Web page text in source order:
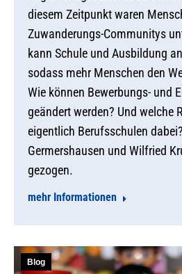
diesem Zeitpunkt waren
Zuwanderungs-Communitys
kann Schule und Ausbildung
sodass mehr Menschen den
Wie können Bewerbungs- und
geändert werden? Und welche
eigentlich Berufsschulen
Germershausen und Wilfried
gezogen.
mehr Informationen
Blog